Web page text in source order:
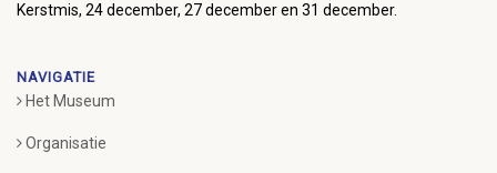
Kerstmis, 24 december, 27 december en 31 december.
NAVIGATIE
Het Museum
Organisatie